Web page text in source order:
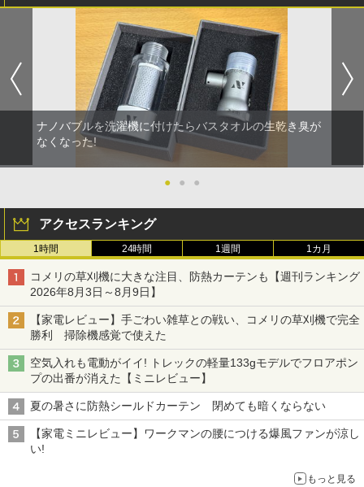
ナノバブルを洗濯機に付けたらバスタオルの生乾き臭が
なくなった!
● ● ●
アクセスランキング
1時間 24時間 1週間 1カ月
コメリの草刈機に大きな注目、防熱カーテンも【週刊ランキング
2026年8月3日～8月9日】
【家電レビュー】手ごわい雑草との戦い、コメリの草刈機で完全
勝利 掃除機感覚で使えた
空気入れも電動がイイ! トレックの軽量133gモデルでフロアポン
プの出番が消えた【ミニレビュー】
夏の暑さに防熱シールドカーテン 閉めても暗くならない
【家電ミニレビュー】ワークマンの腰につける爆風ファンが涼し
い!
もっと見る